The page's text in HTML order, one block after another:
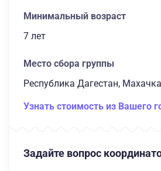
Минимальный возраст
7 лет
Место сбора группы
Республика Дагестан,
Узнать стоимость из Вашего
Задайте вопрос